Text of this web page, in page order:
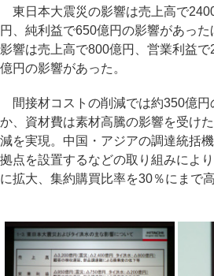
東日本大震災の影響は売上高で
円、純利益で650億円の影響があっ
影響は売上高で800億円、営業利益
億円の影響があった。
間接材コストの削減では約350億円
か、資材費は素材高騰の影響を受け
減を実現。中国・アジアの調達統括
拠点を設置するなどの取り組みによ
に拡大、集約購買比率を30％にまで